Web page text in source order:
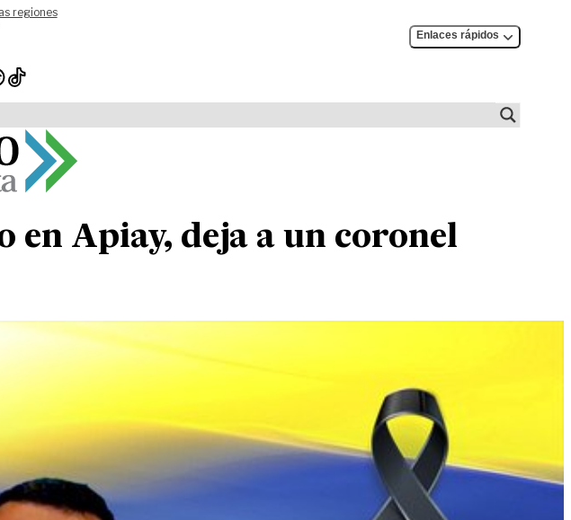
regiones
Enlaces rápidos
en Apiay, deja a un coronel